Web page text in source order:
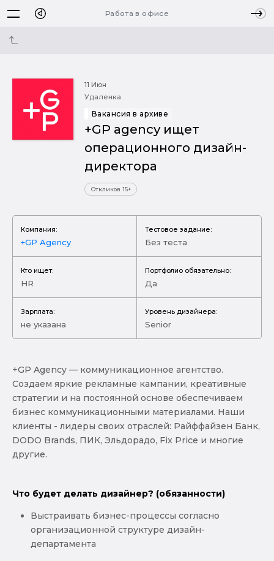
Работа в офисе
11 Июн
Удаленка
Вакансия в архиве
+GP agency ищет
операционного дизайн-
директора
Откликов 15+
Компания:
+GP Agency
Тестовое задание:
Без теста
Кто ищет:
HR
Портфолио обязательно:
Да
Зарплата:
не указана
Уровень дизайнера:
Senior
+GP Agency — коммуникационное агентство.
Создаем яркие рекламные кампании, креативные
стратегии и на постоянной основе обеспечиваем
бизнес коммуникационными материалами. Наши
клиенты - лидеры своих отраслей: Райффайзен Банк,
DODO Brands, ПИК, Эльдорадо, Fix Price и многие
другие.
Что будет делать дизайнер? (обязанности)
Выстраивать бизнес-процессы согласно
организационной структуре дизайн-
департамента